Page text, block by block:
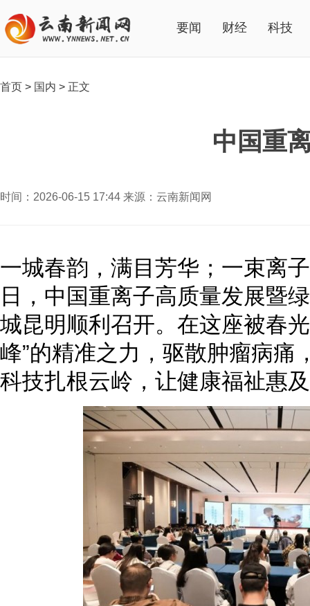
要闻 财经 科技
首页 > 国内 > 正文
中国重
时间：2026-06-15 17:44 来源：云南新闻网
一城春韵，满目芳华；一束离
日，中国重离子高质量发展暨
城昆明顺利召开。在这座被春
峰”的精准之力，驱散肿瘤病痛
科技扎根云岭，让健康福祉惠